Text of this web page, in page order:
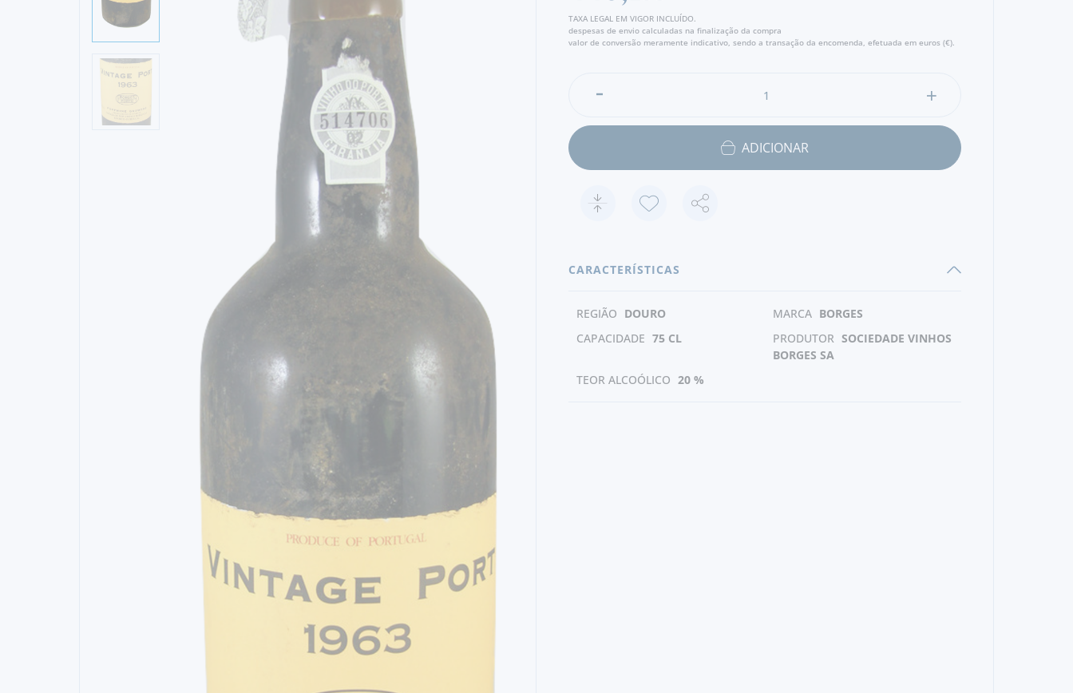
TAXA LEGAL EM VIGOR INCLUÍDO.
despesas de envio calculadas na finalização da compra
valor de conversão meramente indicativo, sendo a transação da encomenda, efetuada em euros (€).
ADICIONAR
CARACTERÍSTICAS
REGIÃO DOURO MARCA BORGES
CAPACIDADE 75 CL PRODUTOR SOCIEDADE VINHOS
BORGES SA
TEOR ALCOÓLICO 20 %